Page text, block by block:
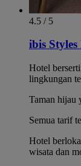
4.5 / 5
ibis
Hotel
lingkungan
Taman hijau
Semua tarif
Hotel
wisata dan